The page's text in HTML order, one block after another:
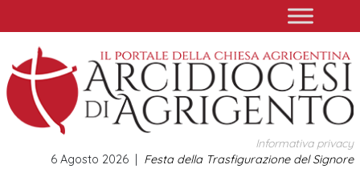
to
content
Informativa privacy
Festa della Trasfigurazione del Signore
6 Agosto 2026